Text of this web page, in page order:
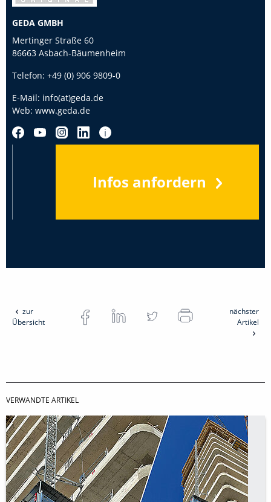
GEDA GMBH
Mertinger Straße 60
86663 Asbach-Bäumenheim
Telefon: +49 (0) 906 9809-0
E-Mail: info(at)geda.de
Web: www.geda.de
Infos anfordern
zur
Übersicht
nächster
Artikel
VERWANDTE ARTIKEL